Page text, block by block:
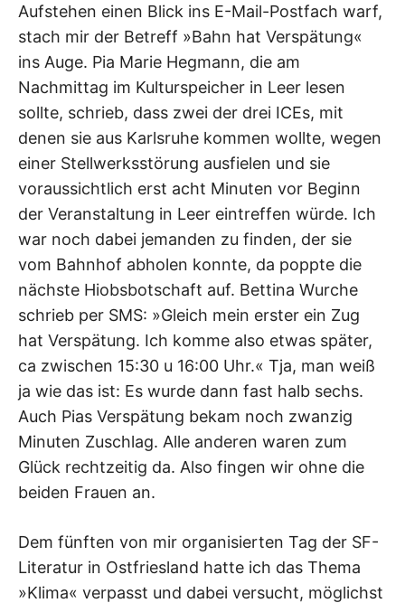
Aufstehen einen Blick ins E-Mail-Postfach warf,
stach mir der Betreff »Bahn hat Verspätung«
ins Auge. Pia Marie Hegmann, die am
Nachmittag im Kulturspeicher in Leer lesen
sollte, schrieb, dass zwei der drei ICEs, mit
denen sie aus Karlsruhe kommen wollte, wegen
einer Stellwerksstörung ausfielen und sie
voraussichtlich erst acht Minuten vor Beginn
der Veranstaltung in Leer eintreffen würde. Ich
war noch dabei jemanden zu finden, der sie
vom Bahnhof abholen konnte, da poppte die
nächste Hiobsbotschaft auf. Bettina Wurche
schrieb per SMS: »Gleich mein erster ein Zug
hat Verspätung. Ich komme also etwas später,
ca zwischen 15:30 u 16:00 Uhr.« Tja, man weiß
ja wie das ist: Es wurde dann fast halb sechs.
Auch Pias Verspätung bekam noch zwanzig
Minuten Zuschlag. Alle anderen waren zum
Glück rechtzeitig da. Also fingen wir ohne die
beiden Frauen an.
Dem fünften von mir organisierten Tag der SF-
Literatur in Ostfriesland hatte ich das Thema
»Klima« verpasst und dabei versucht, möglichst